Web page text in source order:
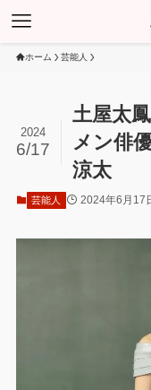
ホーム 芸能人
土屋太
メン俳
涼太
2024
6/17
芸能人 2024年6月17